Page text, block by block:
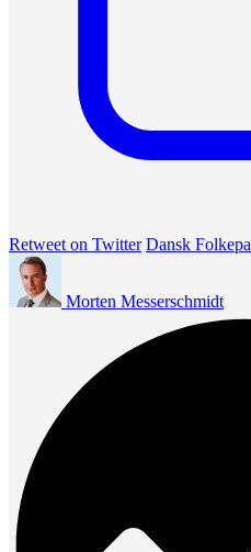
Retweet on Twitter Dansk
Morten Messerschmidt